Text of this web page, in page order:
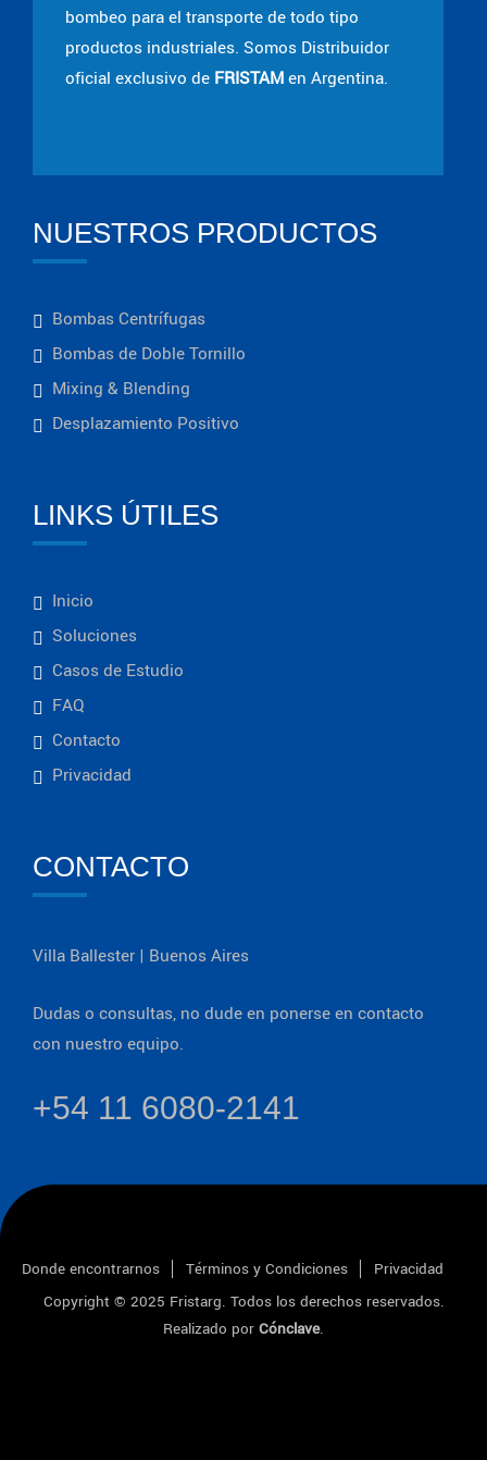
bombeo para el transporte de todo tipo
productos industriales. Somos Distribuidor
oficial exclusivo de FRISTAMen Argentina.
NUESTROS PRODUCTOS
Bombas Centrífugas
Bombas de Doble Tornillo
Mixing & Blending
Desplazamiento Positivo
LINKS ÚTILES
Inicio
Soluciones
Casos de Estudio
FAQ
Contacto
Privacidad
CONTACTO
Villa Ballester | Buenos Aires
Dudas o consultas, no dude en ponerse en contacto
con nuestro equipo.
+54 11 6080-2141
Donde encontrarnos Términos y Condiciones
Privacidad
Copyright © 2025 Fristarg. Todos los derechos reservados.
Realizado por Cónclave.